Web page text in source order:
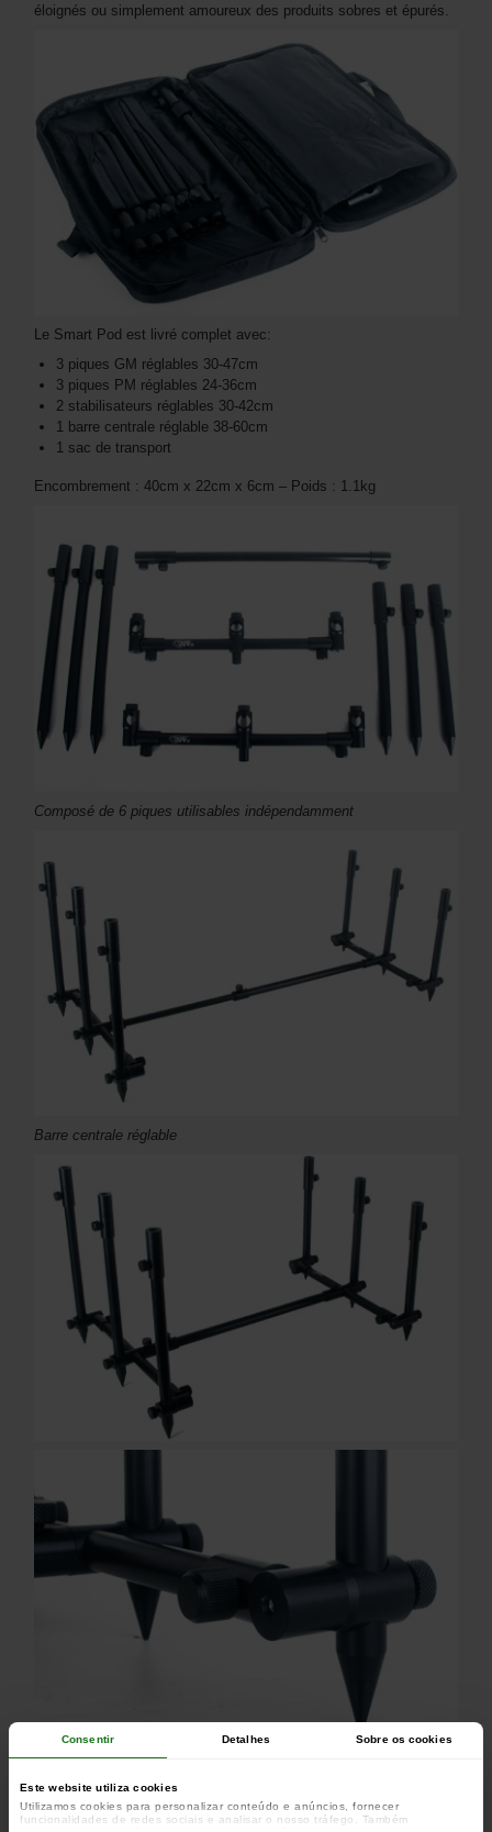
Consentir Detalhes Sobre os cookies
Este website utiliza cookies
Utilizamos cookies para personalizar conteúdo e anúncios, fornecer
funcionalidades de redes sociais e analisar o nosso tráfego. Também
éloignés ou simplement amoureux des produits sobres et épurés.
Le Smart Pod est livré complet avec:
3 piques GM réglables 30-47cm
3 piques PM réglables 24-36cm
2 stabilisateurs réglables 30-42cm
1 barre centrale réglable 38-60cm
1 sac de transport
Encombrement : 40cm x 22cm x 6cm – Poids : 1.1kg
Composé de 6 piques utilisables indépendamment
Barre centrale réglable
Grande stabilité